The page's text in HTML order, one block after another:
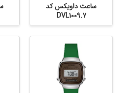
ساعت داویکس کد
DVL1009.7